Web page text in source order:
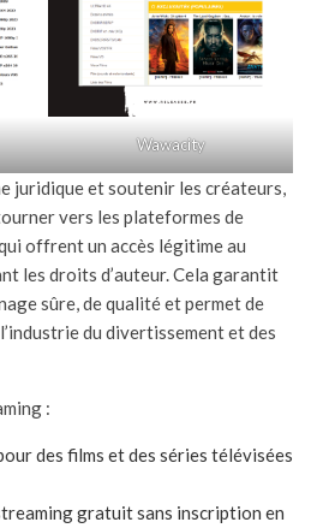
Wawacity
juridique et soutenir les créateurs,
vers les plateformes de
offrent un accès légitime au
les droits d’auteur. Cela garantit
sûre, de qualité et permet de
du divertissement et des
:
des films et des séries télévisées
gratuit sans inscription en